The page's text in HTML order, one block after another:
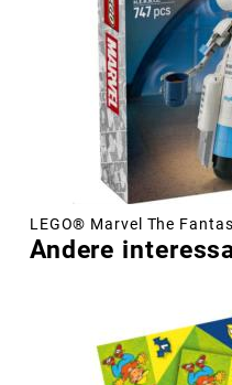
LEGO® Marvel The
Andere